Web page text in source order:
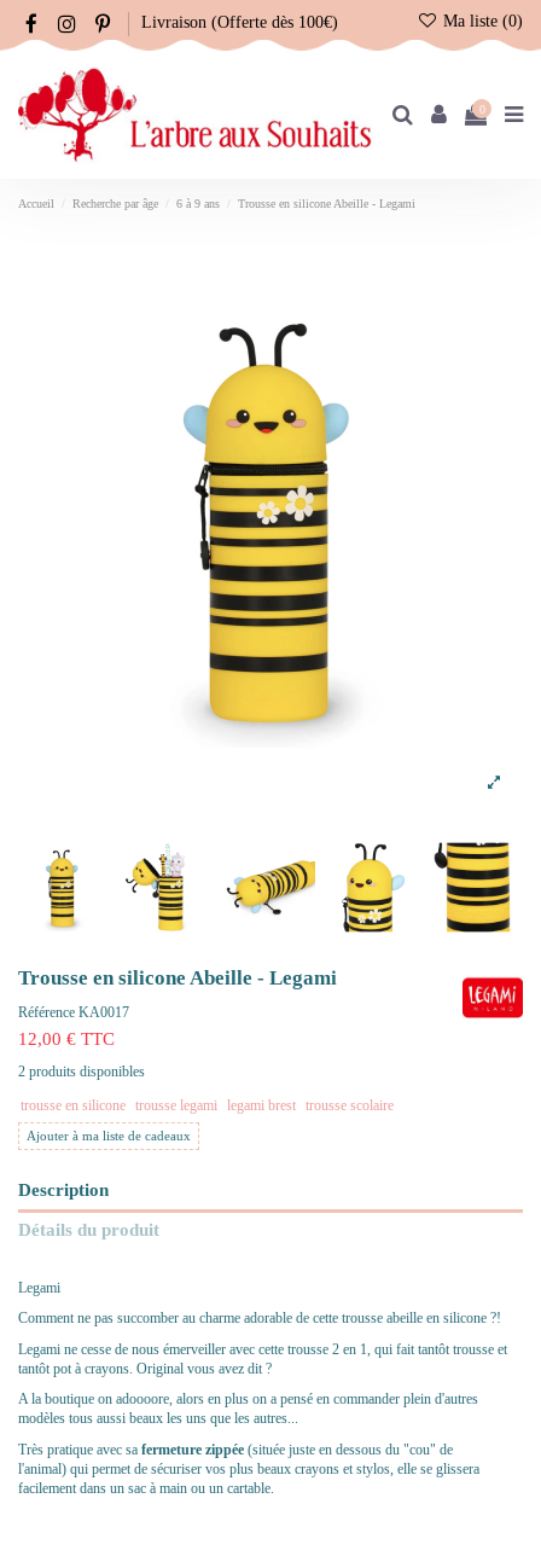
Livraison (Offerte dès 100€) Ma liste (0)
0
Accueil Recherche par âge 6 à 9 ans Trousse en silicone Abeille - Legami
Trousse en silicone Abeille - Legami
Référence KA0017
12,00 € TTC
2 produits disponibles
trousse en silicone trousse legami legami brest trousse scolaire
Ajouter à ma liste de cadeaux
Description
Détails du produit
Legami
Comment ne pas succomber au charme adorable de cette trousse abeille en silicone ?!
Legami ne cesse de nous émerveiller avec cette trousse 2 en 1, qui fait tantôt trousse et
tantôt pot à crayons. Original vous avez dit ?
A la boutique on adoooore, alors en plus on a pensé en commander plein d'autres
modèles tous aussi beaux les uns que les autres...
Très pratique avec sa fermeture zippée (située juste en dessous du "cou" de
l'animal) qui permet de sécuriser vos plus beaux crayons et stylos, elle se glissera
facilement dans un sac à main ou un cartable.